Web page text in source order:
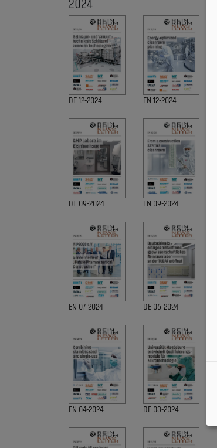
2024
DE 12-2024 EN 12-2024
DE 09-2024 EN 09-2024
EN 07-2024 DE 06-2024
EN 04-2024 DE 03-2024